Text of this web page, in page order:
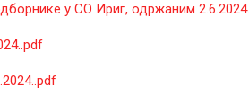
у СО Ириг, одржаним